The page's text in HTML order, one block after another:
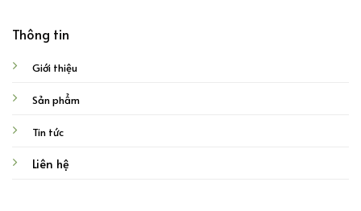
Thông tin
Giới thiệu
Sản phẩm
Tin tức
Liên hệ